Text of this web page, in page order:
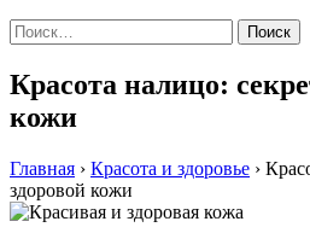
Найти:
Красота налицо:
кожи
Главная › Красота и здоровье ›
здоровой кожи